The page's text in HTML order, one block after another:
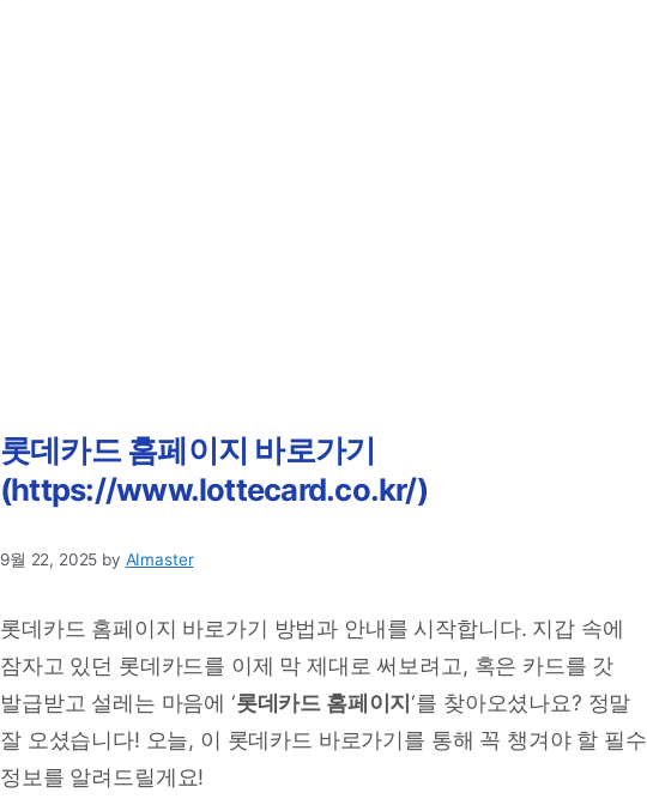
롯데카드 홈페이지 바로가기
(https://www.lottecard.co.kr/)
9월 22, 2025 by AImaster
롯데카드 홈페이지 바로가기 방법과 안내를 시작합니다. 지갑 속에
잠자고 있던 롯데카드를 이제 막 제대로 써보려고, 혹은 카드를 갓
발급받고 설레는 마음에 ‘롯데카드 홈페이지‘를 찾아오셨나요? 정말
잘 오셨습니다! 오늘, 이 롯데카드 바로가기를 통해 꼭 챙겨야 할 필수
정보를 알려드릴게요!